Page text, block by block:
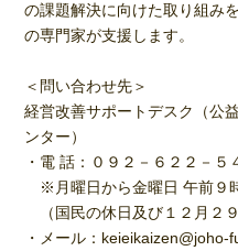
の課題解決に向けた取り組み
の専門家が支援します。
＜問い合わせ先＞
経営改善サポートデスク（公
ンター）
・電 話：０９２－６２２－５
※月曜日から金曜日 午前９
（国民の休日及び１２月２
・メール：keieikaizen@joho-